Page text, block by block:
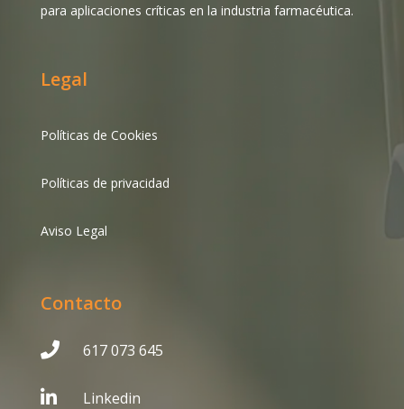
para aplicaciones críticas en la industria farmacéutica.
Legal
Políticas de Cookies
Políticas de privacidad
Aviso Legal
Contacto
 617 073 645
 Linkedin